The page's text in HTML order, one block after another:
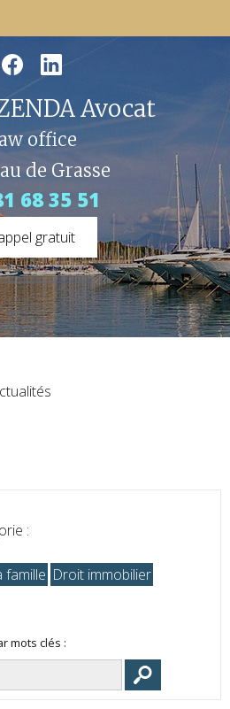
Avocat
office
de Grasse
68 35 51
gratuit
:
famille Droit immobilier
mots clés :